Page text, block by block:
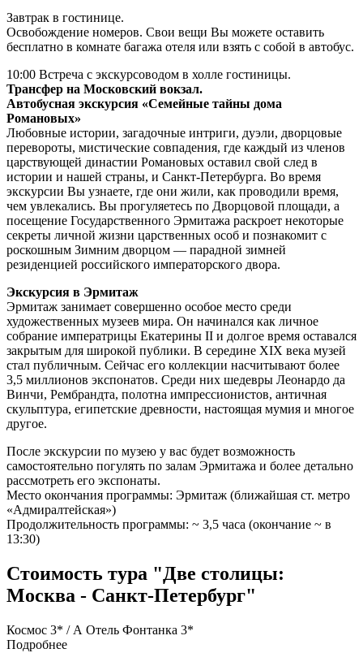
Завтрак в гостинице.
Освобождение номеров. Свои вещи Вы можете оставить
бесплатно в комнате багажа отеля или взять с собой в автобус.
10:00 Встреча с экскурсоводом в холле гостиницы.
Трансфер на Московский вокзал.
Автобусная экскурсия «Семейные тайны дома
Романовых»
Любовные истории, загадочные интриги, дуэли, дворцовые
перевороты, мистические совпадения, где каждый из членов
царствующей династии Романовых оставил свой след в
истории и нашей страны, и Санкт-Петербурга. Во время
экскурсии Вы узнаете, где они жили, как проводили время,
чем увлекались. Вы прогуляетесь по Дворцовой площади, а
посещение Государственного Эрмитажа раскроет некоторые
секреты личной жизни царственных особ и познакомит с
роскошным Зимним дворцом — парадной зимней
резиденцией российского императорского двора.
Экскурсия в Эрмитаж
Эрмитаж занимает совершенно особое место среди
художественных музеев мира. Он начинался как личное
собрание императрицы Екатерины II и долгое время оставался
закрытым для широкой публики. В середине XIX века музей
стал публичным. Сейчас его коллекции насчитывают более
3,5 миллионов экспонатов. Среди них шедевры Леонардо да
Винчи, Рембрандта, полотна импрессионистов, античная
скульптура, египетские древности, настоящая мумия и многое
другое.
После экскурсии по музею у вас будет возможность
самостоятельно погулять по залам Эрмитажа и более детально
рассмотреть его экспонаты.
Место окончания программы: Эрмитаж (ближайшая ст. метро
«Адмиралтейская»)
Продолжительность программы: ~ 3,5 часа (окончание ~ в
13:30)
Стоимость тура "Две столицы:
Москва - Санкт-Петербург"
Космос 3* / А Отель Фонтанка 3*
Подробнее